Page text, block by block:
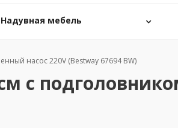
Надувная мебель
насос 220V (Bestway 67694 BW)
с